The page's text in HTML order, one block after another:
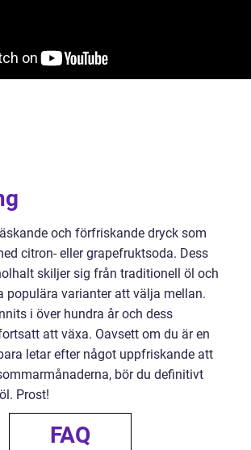
och förfriskande dryck som
citron- eller grapefruktsoda. Dess
skiljer sig från traditionell öl och
populära varianter att välja mellan.
i över hundra år och dess
att växa. Oavsett om du är en
letar efter något uppfriskande att
bör du definitivt
Prost!
FAQ